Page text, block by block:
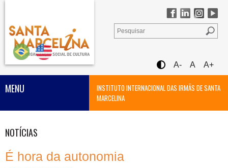
A- A A+
INSTITUTO INTERNACIONAL DAS IRMÃS DE SANTA
MARCELINA
MENU
NOTÍCIAS
É hora da autonomia